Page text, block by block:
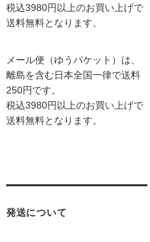
税込3980円以上のお買い上げで
送料無料となります。
メール便（ゆうパケット）は、
離島を含む日本全国一律で送料
250円です。
税込3980円以上のお買い上げで
送料無料となります。
発送について